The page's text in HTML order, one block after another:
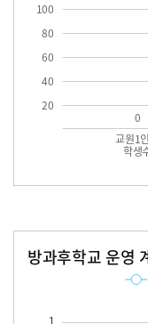
20
40
60
80
100
교원1
학생
0
방과후학교 운영